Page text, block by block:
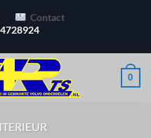
Contact
0